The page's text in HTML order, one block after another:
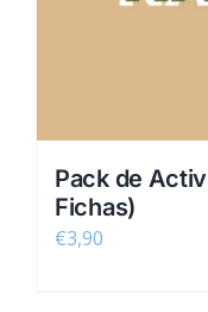
Pack de
Fichas)
€3,90